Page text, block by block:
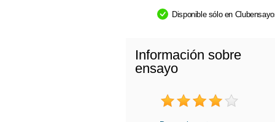
Disponible sólo en
Información sobre
ensayo